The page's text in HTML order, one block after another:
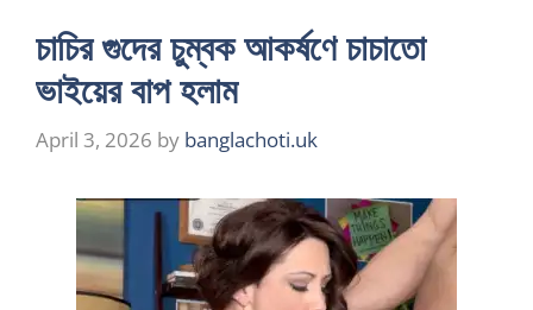
চাচির গুদের চুম্বক আকর্ষণে চাচাতো
ভাইয়ের বাপ হলাম
April 3, 2026 by banglachoti.uk